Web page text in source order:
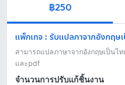
฿250
แพ็กเกจ : รับแปลภาจากอังกฤษ
สามารถแปลภาษาจากอังกฤษเป็นไ
และpdf
จำนวนการปรับแก้ชิ้นงาน